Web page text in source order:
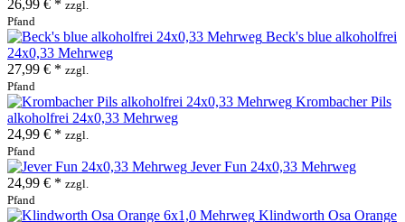
26,99 € * zzgl.
Pfand
Beck's blue alkoholfrei
24x0,33 Mehrweg
27,99 € * zzgl.
Pfand
Krombacher Pils
alkoholfrei 24x0,33 Mehrweg
24,99 € * zzgl.
Pfand
Jever Fun 24x0,33 Mehrweg
24,99 € * zzgl.
Pfand
Klindworth Osa Orange